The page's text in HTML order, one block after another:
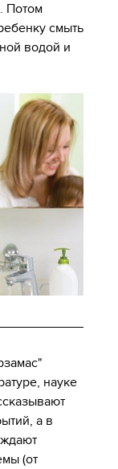
Потом
смыть
водой и
науке
а в
(от